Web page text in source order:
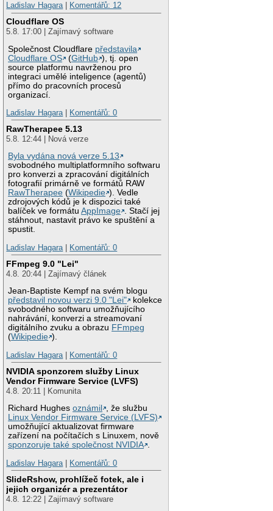
Ladislav Hagara| Komentářů: 12
Cloudflare OS
5.8. 17:00 | Zajímavý software
Společnost Cloudflare představila
Cloudflare OS
(GitHub ), tj. open
source platformu navrženou pro
integraci umělé inteligence (agentů)
přímo do pracovních procesů
organizací.
Ladislav Hagara| Komentářů: 0
RawTherapee 5.13
5.8. 12:44 | Nová verze
Byla vydána nová verze 5.13
svobodného multiplatformního softwaru
pro konverzi a zpracování digitálních
fotografií primárně ve formátů RAW
RawTherapee (Wikipedie ). Vedle
zdrojových kódů je k dispozici také
balíček ve formátuAppImage . Stačí jej
stáhnout, nastavit právo ke spuštění a
spustit.
Ladislav Hagara| Komentářů: 0
FFmpeg 9.0 "Lei"
4.8. 20:44 | Zajímavý článek
Jean-Baptiste Kempf na svém blogu
představil novou verzi 9.0 "Lei"
kolekce
svobodného softwaru umožňujícího
nahrávání, konverzi a streamovaní
digitálního zvuku a obrazu FFmpeg
(Wikipedie ).
Ladislav Hagara| Komentářů: 0
NVIDIA sponzorem služby Linux
Vendor Firmware Service (LVFS)
4.8. 20:11 | Komunita
Richard Hughesoznámil
, že službu
Linux Vendor Firmware Service (LVFS)
umožňující aktualizovat firmware
zařízení na počítačích s Linuxem, nově
sponzoruje také společnost NVIDIA .
Ladislav Hagara| Komentářů: 0
SlideRshow, prohlížeč fotek, ale i
jejich organizér a prezentátor
4.8. 12:22 | Zajímavý software